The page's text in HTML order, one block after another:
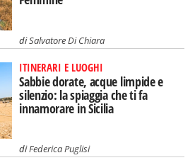
diSalvatore Di Chiara
ITINERARI E LUOGHI
Sabbie dorate, acque limpide e
silenzio: la spiaggia che ti fa
innamorare in Sicilia
diFederica Puglisi